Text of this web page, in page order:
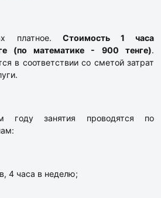
платное. Стоимость 1 часа
(по математике - 900 тенге).
в соответствии со сметой затрат
году занятия проводятся по
4 часа в неделю;